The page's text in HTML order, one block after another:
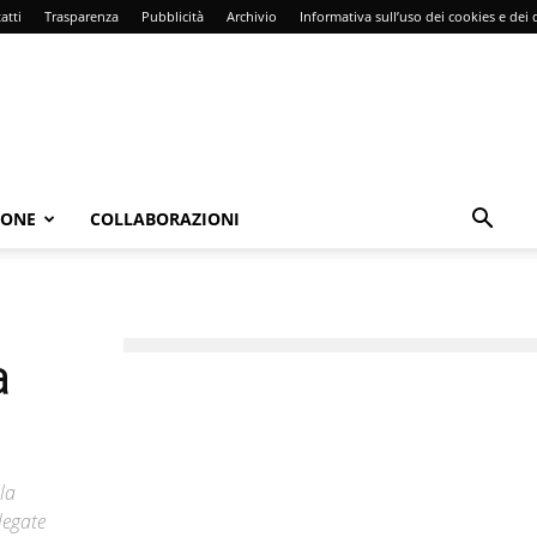
Trasparenza Pubblicità Archivio Informativa sull’uso dei cookies e dei
COLLABORAZIONI